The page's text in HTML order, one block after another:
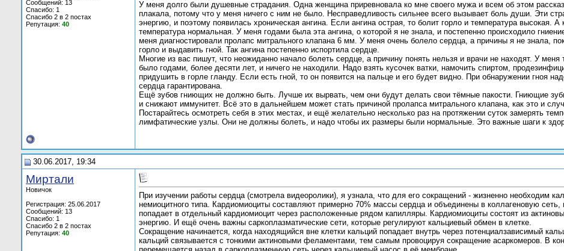
Сообщений: 13
Спасибо: 1
Спасибо 2 в 2 постах
Репутация: 40
У меня долго были душевные страдания. Одна женщина приревновала ко мне своего мужа и всем об этом
плакала, потому что у меня ничего с ним не было. Несправедливость сильнее всего вызывает боль души. Эти
энергию, и поэтому появилась хроническая ангина. Если ангина острая, то болит горло и температура высокая. А
температура нормальная. У меня годами была эта ангина, о которой я не знала, и постепенно происходило
меня диагностировали пролапс митрального клапана 6 мм. У меня очень болело сердца, а причины я не знала,
горло и выдавить гной. Так ангина постепенно испортила сердце.
Многие из вас пишут, что неожиданно начало болеть сердце, а причину понять нельзя и врачи не находят. У
было годами, более десяти лет, и ничего не находили. Надо взять кусочек ватки, намочить спиртом,
придушить в горле гланду. Если есть гной, то он появится на пальце и его будет видно. При обнаружении гноя
сердца гарантирована.
Ещё зубов гниющих не должно быть. Лучше их вырвать, чем они будут делать свои тёмные пакости. Гниющие
и снижают иммунитет. Всё это в дальнейшем может стать причиной пролапса митрального клапана, как это и
Постарайтесь осмотреть себя в этих местах, и ещё желательно несколько раз на протяжении суток замерять
лимфатические узлы. Они не должны болеть, и надо чтобы их размеры были нормальные. Это важные шаги к
30.06.2017, 19:34
Миртали
Новичок
Регистрация: 25.06.2017
Сообщений: 13
Спасибо: 1
Спасибо 2 в 2 постах
Репутация: 40
При изучении работы сердца (смотрела видеоролики), я узнала, что для его сокращений - жизненно необходим
немиоцитного типа. Кардиомиоциты составляют примерно 70% массы сердца и объединены в коллагеновую сеть,
попадает в отдельный кардиомиоцит через расположенные рядом капилляры. Кардиомиоциты состоят из
энергию. И ещё очень важны саркоплазматические сети, которые регулируют кальциевый обмен в клетке.
Сокращение начинается, когда находящийся вне клетки кальций попадает внутрь через потенциалзависимый
кальций связывается с тонкими актиновыми феламентами, тем самым провоцируя сокращение асаркомеров. В